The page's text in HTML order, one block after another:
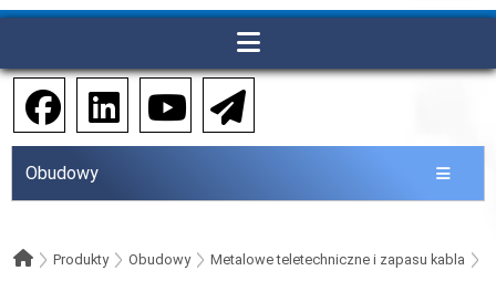
Obudowy
Produkty Obudowy Metalowe teletechniczne i zapasu kabla